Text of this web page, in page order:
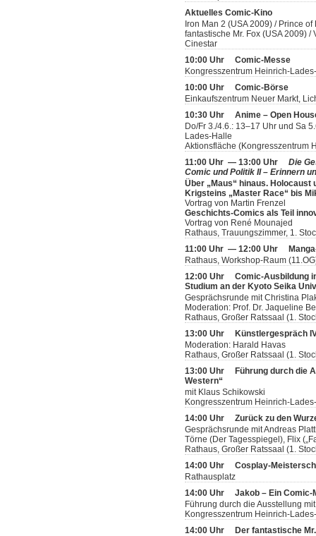
Aktuelles Comic-Kino
Iron Man 2 (USA 2009) / Prince
fantastische Mr. Fox (USA 2009)
Cinestar
10:00 Uhr Comic-Messe
Kongresszentrum Heinrich-
10:00 Uhr Comic-Börse
Einkaufszentrum Neuer Markt,
10:30 Uhr Anime – Open
Do/Fr 3./4.6.: 13–17 Uhr und Sa
Lades-Halle
Aktionsfläche (Kongresszentrum
11:00 Uhr — 13:00 Uhr Die
Comic und Politik II – Erinnern
Über „Maus“ hinaus. Holocaust
Krigsteins „Master Race“ bis
Vortrag von Martin Frenzel
Geschichts-Comics als Teil
Vortrag von René Mounajed
Rathaus, Trauungszimmer, 1.
11:00 Uhr — 12:00 Uhr
Rathaus, Workshop-Raum
12:00 Uhr Comic-Ausbildung
Studium an der Kyoto Seika
Gesprächsrunde mit Christina
Moderation: Prof. Dr. Jaqueline
Rathaus, Großer Ratssaal (1.
13:00 Uhr
Künstlergespräch
Moderation: Harald Havas
Rathaus, Großer Ratssaal (1.
13:00 Uhr
Führung durch die
Western“
mit Klaus Schikowski
Kongresszentrum Heinrich-
14:00 Uhr Zurück zu den
Gesprächsrunde mit Andreas
Törne (Der Tagesspiegel), Flix
Rathaus, Großer Ratssaal (1.
14:00 Uhr Cosplay-
Rathausplatz
14:00 Uhr Jakob – Ein Comic-
Führung durch die Ausstellung
Kongresszentrum Heinrich-
14:00 Uhr
Der fantastische